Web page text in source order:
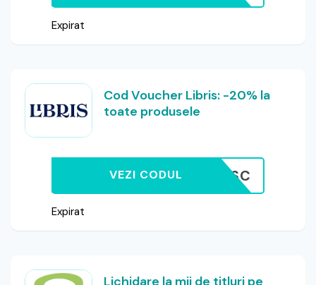
Expirat
Cod Voucher Libris: -20% la
toate produsele
B20CITESC
VEZI CODUL
Expirat
Lichidare la mii de titluri pe